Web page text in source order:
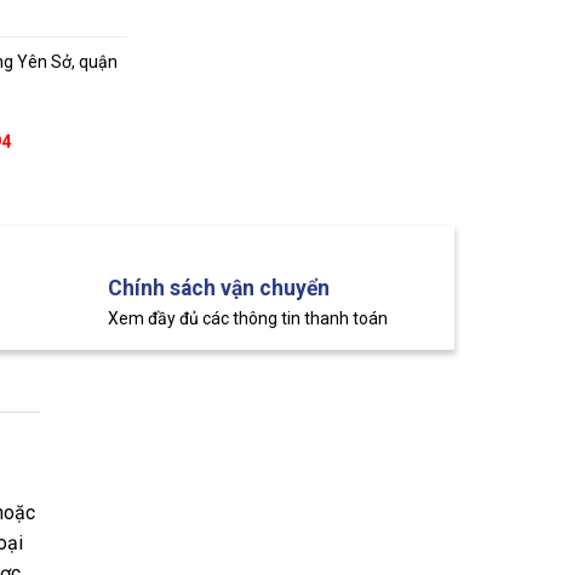
Yên Sở, quận
Chính sách vận chuyển
Xem đầy đủ các thông tin thanh toán